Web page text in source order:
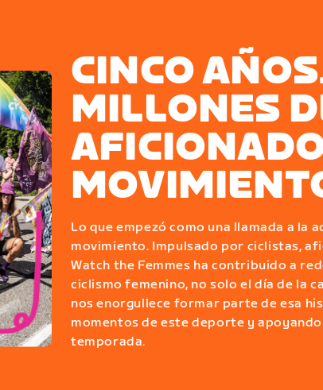
CINCO
MILLONES
Lo que empezó como una llamada a la
movimiento. Impulsado por ciclistas,
Watch the Femmes ha contribuido a
ciclismo femenino, no solo el día de la
nos enorgullece formar parte de esa
momentos de este deporte y
temporada.